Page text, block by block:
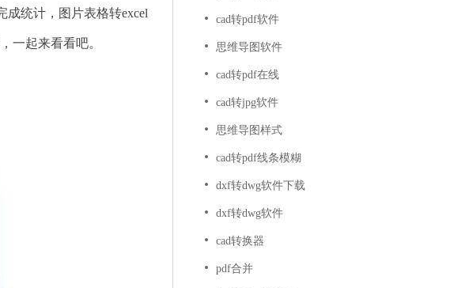
统计，图片表格转excel
一起来看看吧。
cad转pdf软件
思维导图软件
cad转pdf在线
cad转jpg软件
思维导图样式
cad转pdf线条模糊
dxf转dwg软件下载
dxf转dwg软件
cad转换器
pdf合并